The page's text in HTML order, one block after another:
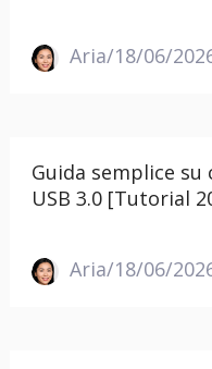
Aria/18/06/
Guida semplice
USB 3.0 [Tutorial
Aria/18/06/